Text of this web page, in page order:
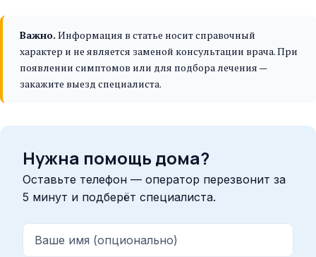
Важно. Информация в статье носит справочный
характер и не является заменой консультации врача. При
появлении симптомов или для подбора лечения —
закажите выезд специалиста.
Нужна помощь дома?
Оставьте телефон — оператор перезвонит за
5 минут и подберёт специалиста.
Ваше имя (опционально)